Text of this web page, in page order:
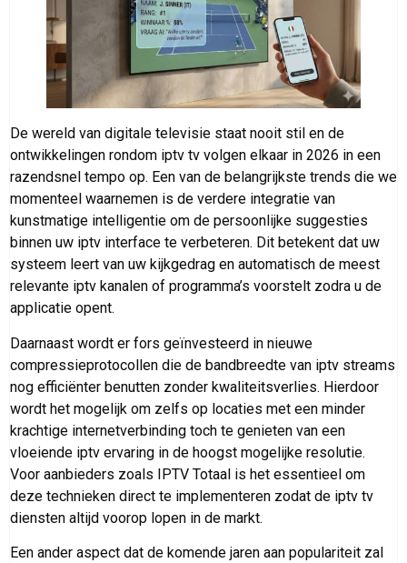
De wereld van digitale televisie staat nooit stil en de
ontwikkelingen rondom iptv tv volgen elkaar in 2026 in een
razendsnel tempo op. Een van de belangrijkste trends die we
momenteel waarnemen is de verdere integratie van
kunstmatige intelligentie om de persoonlijke suggesties
binnen uw iptv interface te verbeteren. Dit betekent dat uw
systeem leert van uw kijkgedrag en automatisch de meest
relevante iptv kanalen of programma’s voorstelt zodra u de
applicatie opent.
Daarnaast wordt er fors geïnvesteerd in nieuwe
compressieprotocollen die de bandbreedte van iptv streams
nog efficiënter benutten zonder kwaliteitsverlies. Hierdoor
wordt het mogelijk om zelfs op locaties met een minder
krachtige internetverbinding toch te genieten van een
vloeiende iptv ervaring in de hoogst mogelijke resolutie.
Voor aanbieders zoals IPTV Totaal is het essentieel om
deze technieken direct te implementeren zodat de iptv tv
diensten altijd voorop lopen in de markt.
Een ander aspect dat de komende jaren aan populariteit zal